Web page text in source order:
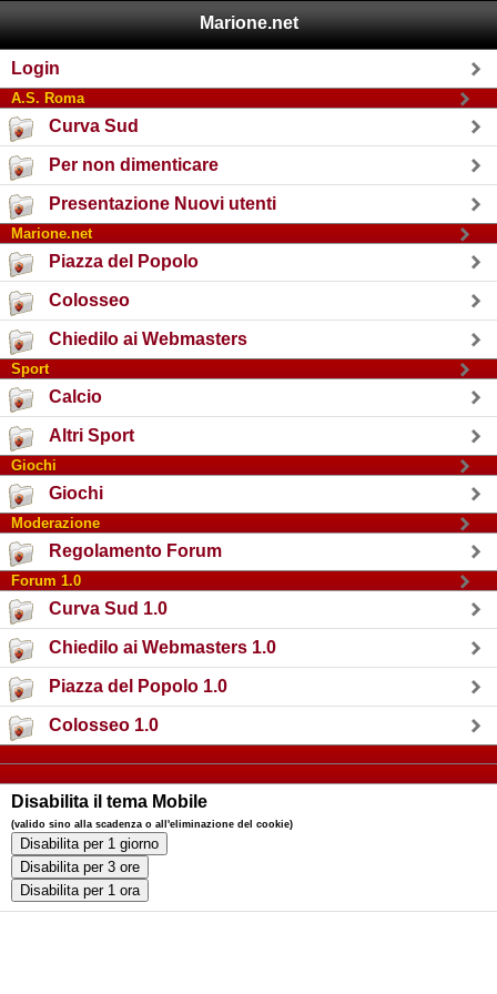
Marione.net
Login
A.S. Roma
Curva Sud
Per non dimenticare
Presentazione Nuovi utenti
Marione.net
Piazza del Popolo
Colosseo
Chiedilo ai Webmasters
Sport
Calcio
Altri Sport
Giochi
Giochi
Moderazione
Regolamento Forum
Forum 1.0
Curva Sud 1.0
Chiedilo ai Webmasters 1.0
Piazza del Popolo 1.0
Colosseo 1.0
Disabilita il tema Mobile
(valido sino alla scadenza o all'eliminazione del cookie)